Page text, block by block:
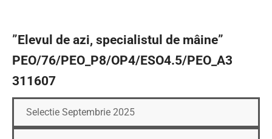
”Elevul de azi, specialistul de mâine”
PEO/76/PEO_P8/OP4/ESO4.5/PEO_A3
311607
Selectie Septembrie 2025